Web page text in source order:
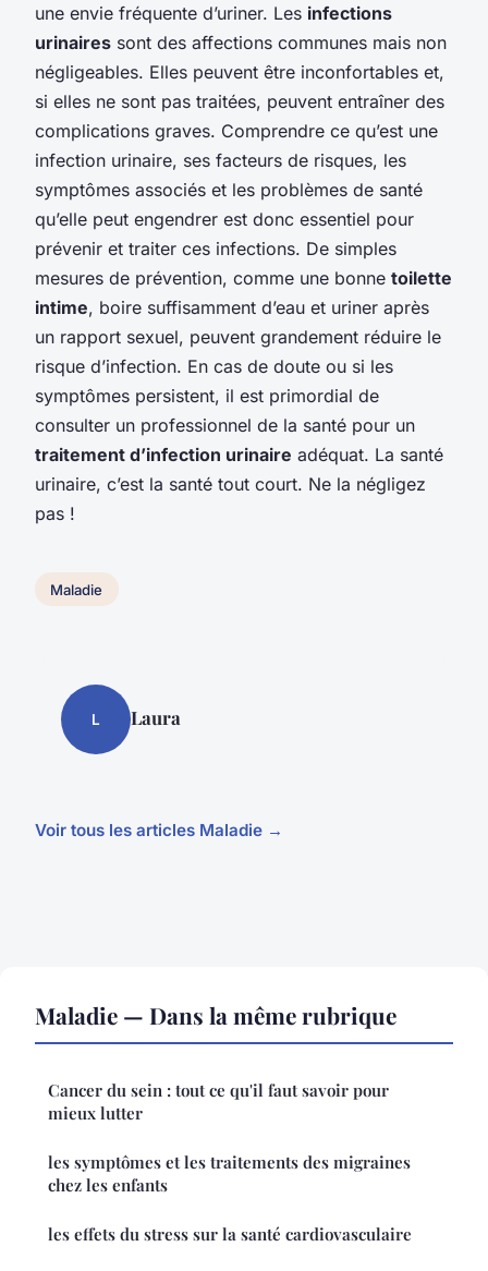
une envie fréquente d’uriner. Les infections
urinaires sont des affections communes mais non
négligeables. Elles peuvent être inconfortables et,
si elles ne sont pas traitées, peuvent entraîner des
complications graves. Comprendre ce qu’est une
infection urinaire, ses facteurs de risques, les
symptômes associés et les problèmes de santé
qu’elle peut engendrer est donc essentiel pour
prévenir et traiter ces infections. De simples
mesures de prévention, comme une bonne toilette
intime, boire suffisamment d’eau et uriner après
un rapport sexuel, peuvent grandement réduire le
risque d’infection. En cas de doute ou si les
symptômes persistent, il est primordial de
consulter un professionnel de la santé pour un
traitement d’infection urinaire adéquat. La santé
urinaire, c’est la santé tout court. Ne la négligez
pas !
Maladie
L Laura
Voir tous les articles Maladie →
Maladie — Dans la même rubrique
Cancer du sein : tout ce qu'il faut savoir pour
mieux lutter
les symptômes et les traitements des migraines
chez les enfants
les effets du stress sur la santé cardiovasculaire